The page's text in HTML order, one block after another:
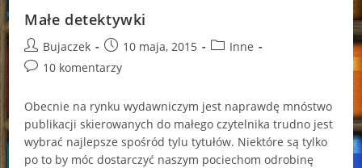
Małe detektywki
Post
author:
Bujaczek
Post
published:
10 maja, 2015
PostInne
Post10 komentarzy
Obecnie na rynku wydawniczym jest naprawdę mnóstwo
publikacji skierowanych do małego czytelnika trudno jest
wybrać najlepsze spośród tylu tytułów. Niektóre są tylko
po to by móc dostarczyć naszym pociechom odrobinę